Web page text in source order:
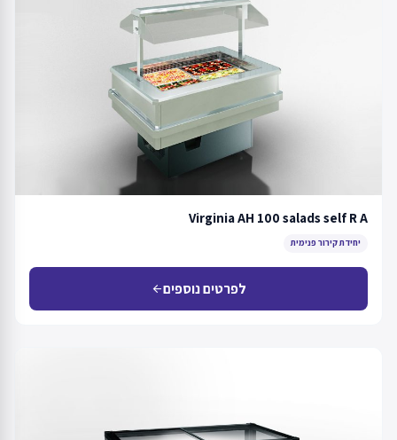
Virginia AH 100 salads self R A
יחידת קירור פנימית
לפרטים נוספיםarrow_back